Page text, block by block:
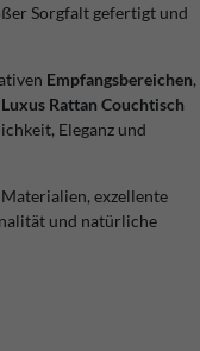
Sorgfalt gefertigt und
Empfangsbereichen,
Rattan Couchtisch
Eleganz und
exzellente
und natürliche